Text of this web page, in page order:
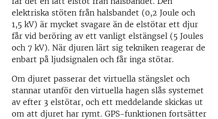
elektriska stöten från halsbandet (0,2 Joule och
1,5 kV) är mycket svagare än de elstötar ett djur
får vid beröring av ett vanligt elstängsel (5 Joules
och 7 kV). När djuren lärt sig tekniken reagerar de
enbart på ljudsignalen och får inga stötar.
Om djuret passerar det virtuella stängslet och
stannar utanför den virtuella hagen slås systemet
av efter 3 elstötar, och ett meddelande skickas ut
om att djuret har rymt. GPS-funktionen fortsätter